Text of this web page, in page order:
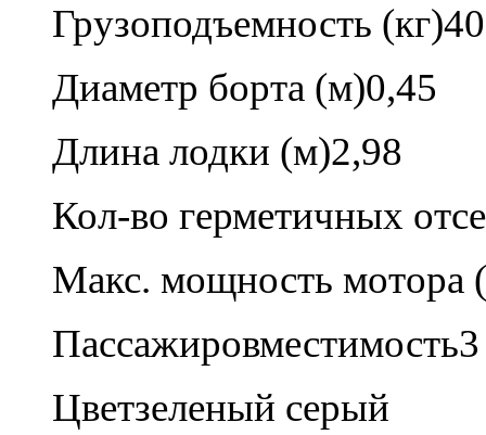
Грузоподъемность (кг)
Диаметр борта (м)0,45
Длина лодки (м)2,98
Кол-во герметичных
Макс. мощность мотора
Пассажировместимость3
Цветзеленый серый